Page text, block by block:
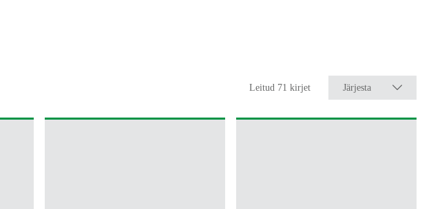
Leitud 71 kirjet Järjesta